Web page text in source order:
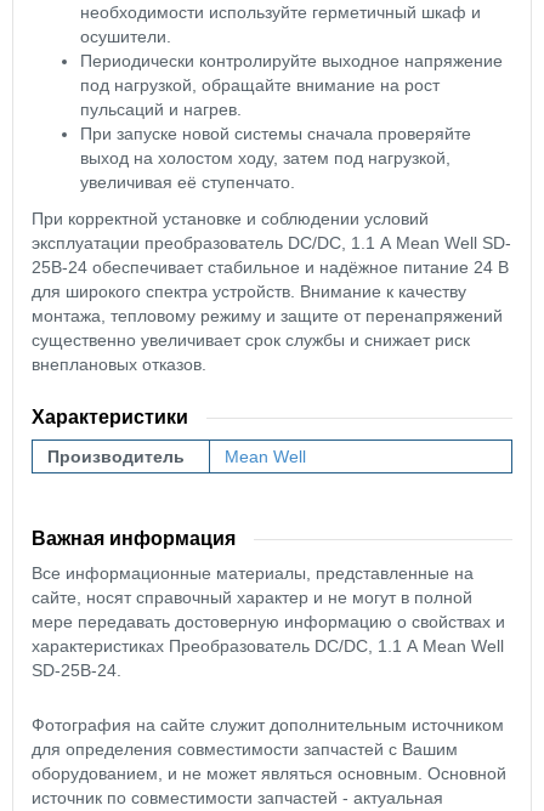
необходимости используйте герметичный шкаф и
осушители.
Периодически контролируйте выходное напряжение
под нагрузкой, обращайте внимание на рост
пульсаций и нагрев.
При запуске новой системы сначала проверяйте
выход на холостом ходу, затем под нагрузкой,
увеличивая её ступенчато.
При корректной установке и соблюдении условий
эксплуатации преобразователь DC/DC, 1.1 А Mean Well SD-
25B-24 обеспечивает стабильное и надёжное питание 24 В
для широкого спектра устройств. Внимание к качеству
монтажа, тепловому режиму и защите от перенапряжений
существенно увеличивает срок службы и снижает риск
внеплановых отказов.
Характеристики
Производитель Mean Well
Важная информация
Все информационные материалы, представленные на
сайте, носят справочный характер и не могут в полной
мере передавать достоверную информацию о свойствах и
характеристиках Преобразователь DC/DC, 1.1 А Mean Well
SD-25B-24.
Фотография на сайте служит дополнительным источником
для определения совместимости запчастей с Вашим
оборудованием, и не может являться основным. Основной
источник по совместимости запчастей - актуальная